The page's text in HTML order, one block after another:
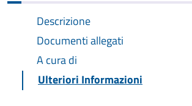
Descrizione
Documenti allegati
A cura di
Ulteriori Informazioni